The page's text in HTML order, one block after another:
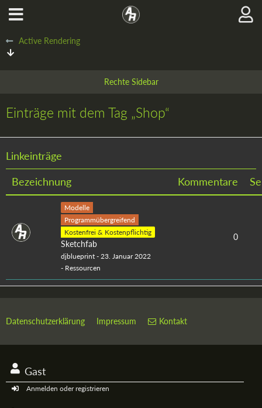
Active Rendering
Einträge mit dem Tag „Shop“
Linkeinträge
Bezeichnung
Kommentare
Modelle
Programmübergreifend
Kostenfrei & Kostenpflichtig
Sketchfab
djblueprint - 23. Januar 2022
- Ressourcen
0
Datenschutzerklärung Impressum Kontakt
Gast
Anmelden oder registrieren